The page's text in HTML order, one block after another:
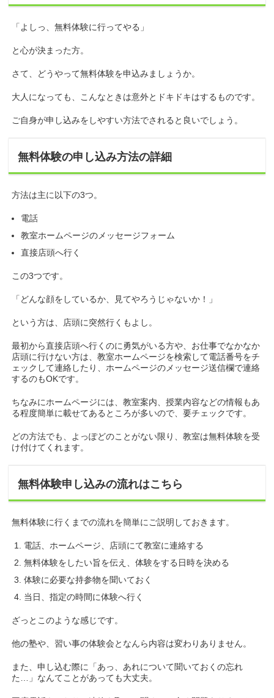
「よしっ、無料体験に行ってやる」
と心が決まった方。
さて、どうやって無料体験を申込みましょうか。
大人になっても、こんなときは意外とドキドキはするものです。
ご自身が申し込みをしやすい方法でされると良いでしょう。
無料体験の申し込み方法の詳細
方法は主に以下の3つ。
電話
教室ホームページのメッセージフォーム
直接店頭へ行く
この3つです。
「どんな顔をしているか、見てやろうじゃないか！」
という方は、店頭に突然行くもよし。
最初から直接店頭へ行くのに勇気がいる方や、お仕事でなかなか
店頭に行けない方は、教室ホームページを検索して電話番号をチ
ェックして連絡したり、ホームページのメッセージ送信欄で連絡
するのもOKです。
ちなみにホームページには、教室案内、授業内容などの情報もあ
る程度簡単に載せてあるところが多いので、要チェックです。
どの方法でも、よっぽどのことがない限り、教室は無料体験を受
け付けてくれます。
無料体験申し込みの流れはこちら
無料体験に行くまでの流れを簡単にご説明しておきます。
電話、ホームページ、店頭にて教室に連絡する
無料体験をしたい旨を伝え、体験をする日時を決める
体験に必要な持参物を聞いておく
当日、指定の時間に体験へ行く
ざっとこのような感じです。
他の塾や、習い事の体験会となんら内容は変わりありません。
また、申し込む際に「あっ、あれについて聞いておくの忘れ
た…」なんてことがあっても大丈夫。